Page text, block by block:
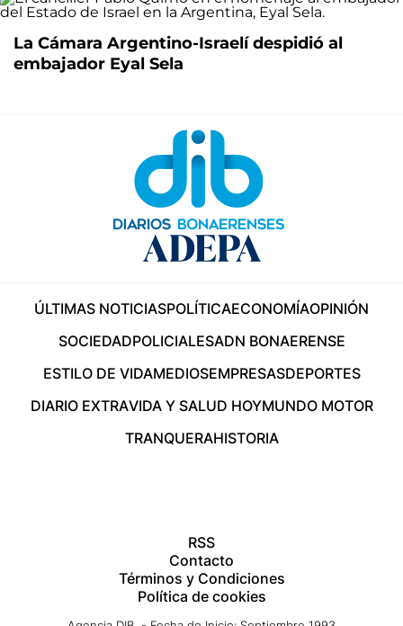
La Cámara Argentino-Israelí despidió al
embajador Eyal Sela
ÚLTIMAS NOTICIASPOLÍTICAECONOMÍAOPINIÓN
SOCIEDADPOLICIALESADN BONAERENSE
ESTILO DE VIDAMEDIOSEMPRESASDEPORTES
DIARIO EXTRAVIDA Y SALUD HOYMUNDO MOTOR
TRANQUERAHISTORIA
RSS
Contacto
Términos y Condiciones
Política de cookies